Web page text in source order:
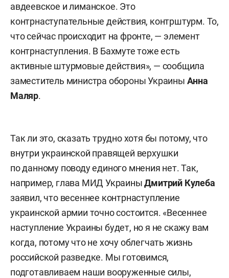
авдеевское и лиманское. Это
контрнаступательные действия, контрштурм. То,
что сейчас происходит на фронте, — элемент
контрнаступления. В Бахмуте тоже есть
активные штурмовые действия», — сообщила
заместитель министра обороны Украины Анна
Маляр.
Так ли это, сказать трудно хотя бы потому, что
внутри украинской правящей верхушки
по данному поводу единого мнения нет. Так,
например, глава МИД УкраиныДмитрий Кулеба
заявил, что весеннее контрнаступление
украинской армии точно состоится. «Весеннее
наступление Украины будет, но я не скажу вам
когда, потому что не хочу облегчать жизнь
российской разведке. Мы готовимся,
подготавливаем наши вооруженные силы,